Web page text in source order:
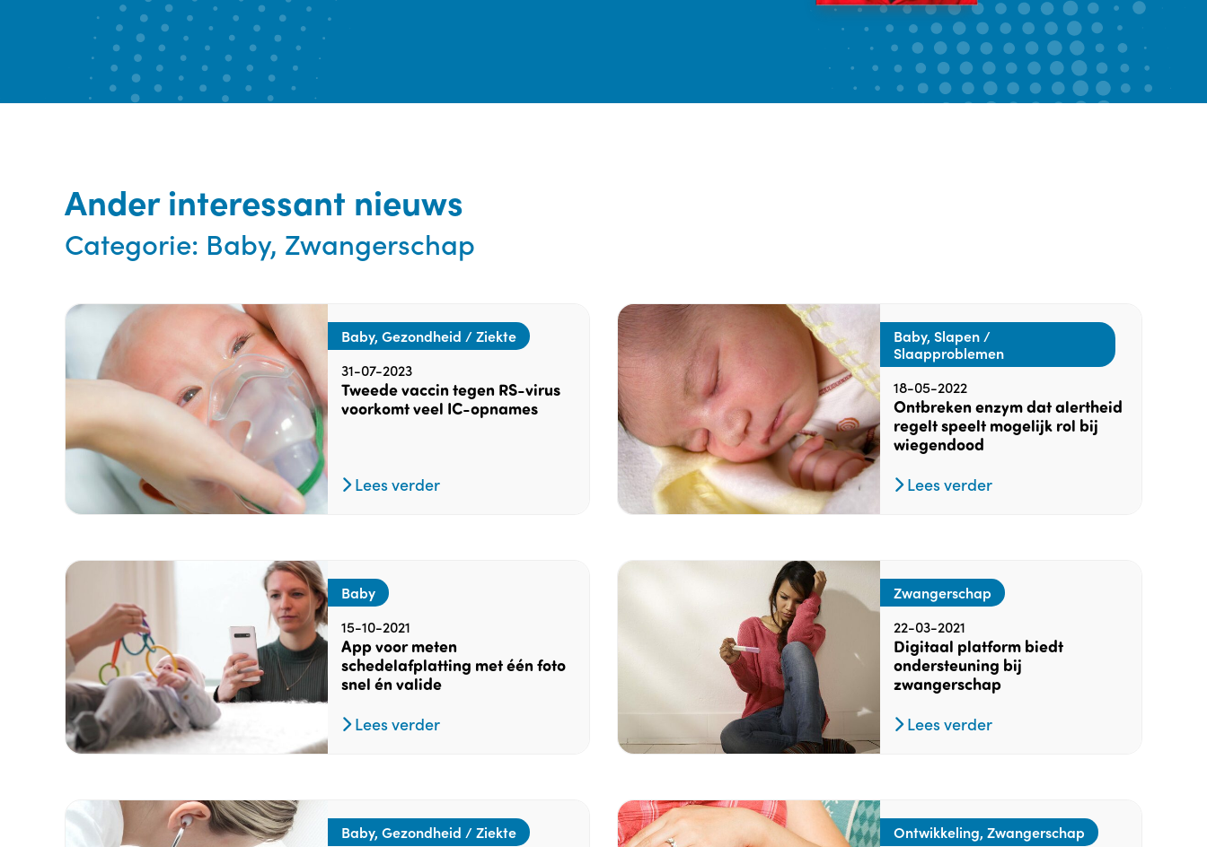
Ander interessant nieuws
Categorie: Baby, Zwangerschap
Baby, Gezondheid / Ziekte
31-07-2023
Tweede vaccin tegen RS-virus
voorkomt veel IC-opnames
Lees verder
Baby, Slapen /
Slaapproblemen
18-05-2022
Ontbreken enzym dat alertheid
regelt speelt mogelijk rol bij
wiegendood
Lees verder
Baby
15-10-2021
App voor meten
schedelafplatting met één foto
snel én valide
Lees verder
Zwangerschap
22-03-2021
Digitaal platform biedt
ondersteuning bij
zwangerschap
Lees verder
Baby, Gezondheid / Ziekte Ontwikkeling, Zwangerschap